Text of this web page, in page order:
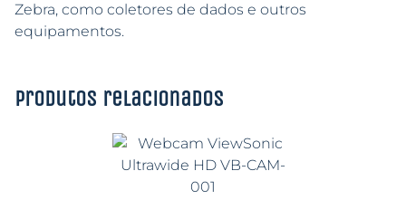
Zebra, como coletores de dados e outros
equipamentos.
Produtos relacionados